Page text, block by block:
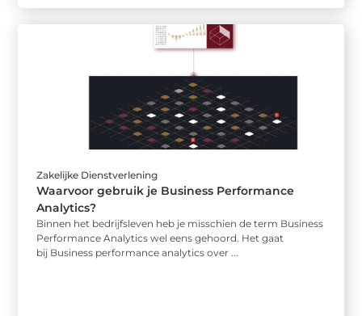
Zakelijke Dienstverlening
Waarvoor gebruik je Business Performance
Analytics?
Binnen het bedrijfsleven heb je misschien de term Business
Performance Analytics wel eens gehoord. Het gaat
bij Business performance analytics over ...